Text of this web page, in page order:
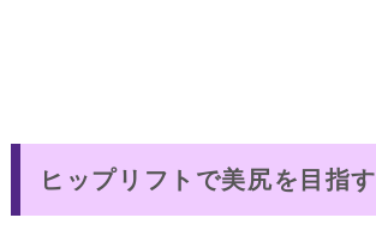
ヒップリフトで美尻を目指す